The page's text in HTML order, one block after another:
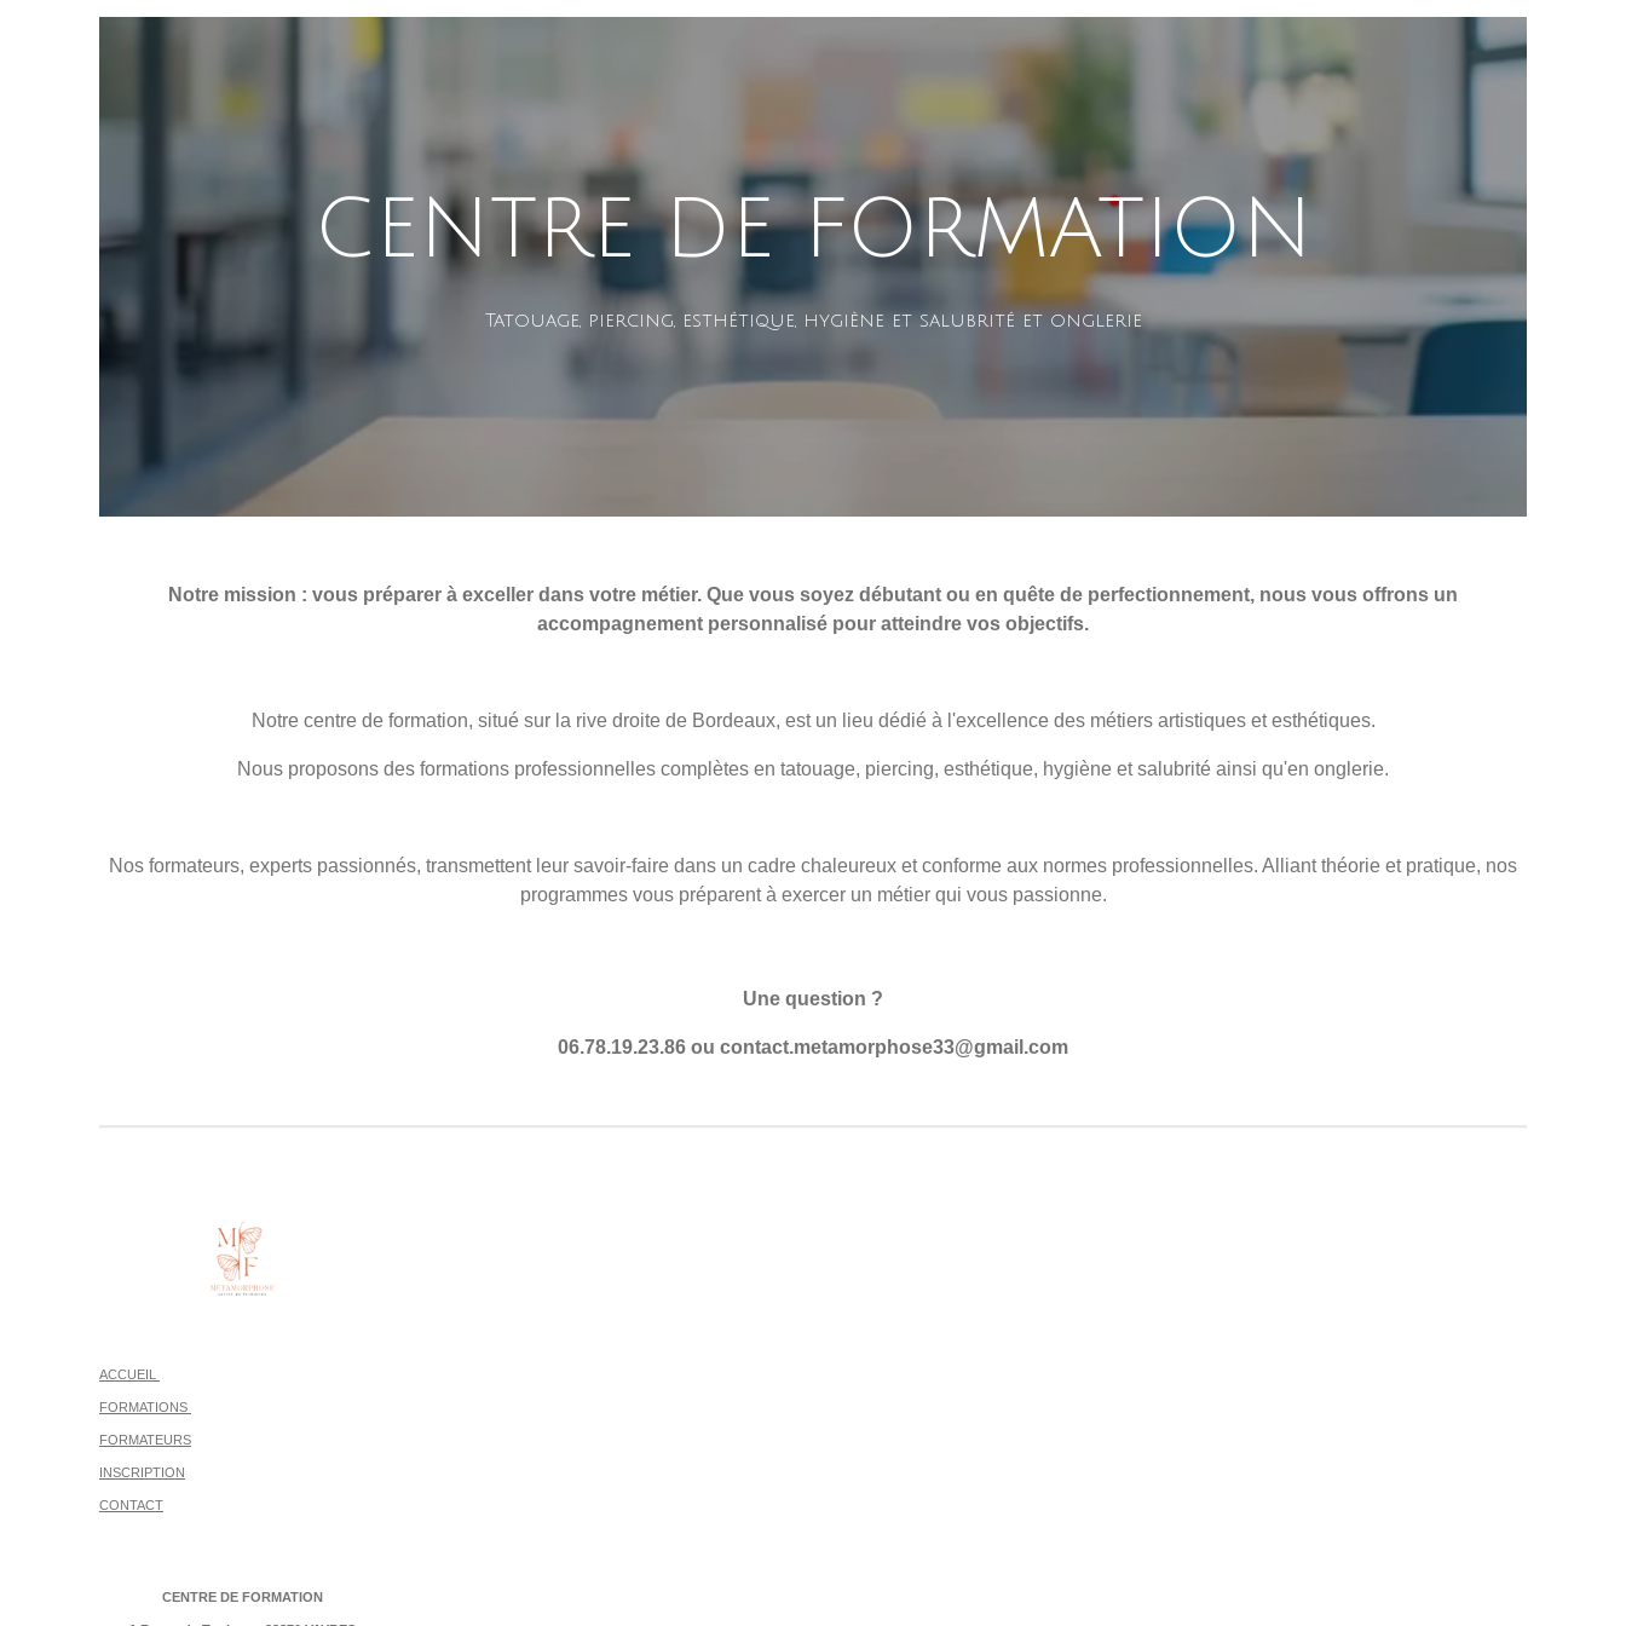
CENTRE DE FORMATION
Tatouage, piercing, esthétique, hygiène et salubrité et onglerie
Notre mission : vous préparer à exceller dans votre métier. Que vous soyez débutant ou en quête de perfectionnement, nous vous offrons un
accompagnement personnalisé pour atteindre vos objectifs.
Notre centre de formation, situé sur la rive droite de Bordeaux, est un lieu dédié à l'excellence des métiers artistiques et esthétiques.
Nous proposons des formations professionnelles complètes en tatouage, piercing, esthétique, hygiène et salubrité ainsi qu'en onglerie.
Nos formateurs, experts passionnés, transmettent leur savoir-faire dans un cadre chaleureux et conforme aux normes professionnelles. Alliant théorie et pratique, nos
programmes vous préparent à exercer un métier qui vous passionne.
Une question ?
06.78.19.23.86 ou contact.metamorphose33@gmail.com
ACCUEIL
FORMATIONS
FORMATEURS
INSCRIPTION
CONTACT
CENTRE DE FORMATION